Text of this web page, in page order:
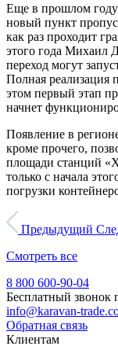
Еще в прошлом году
новый пункт
как раз проходит
этого года Михаил
переход могут
Полная реализация
этом первый этап
начнет
Появление в
кроме прочего,
площади станций
только с начала
погрузки
Предыдущий
Смотреть все
8 800 600-90-04
Бесплатный звонок
info@karavan-
Обратная связь
Клиентам